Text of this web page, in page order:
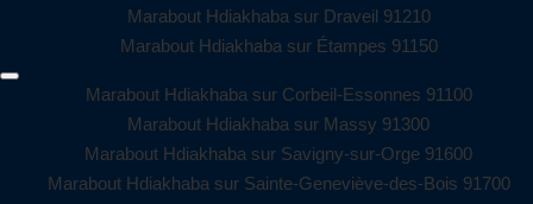
Marabout Hdiakhaba sur Draveil 91210
Marabout Hdiakhaba sur Étampes 91150
Marabout Hdiakhaba sur Corbeil-Essonnes 91100
Marabout Hdiakhaba sur Massy 91300
Marabout Hdiakhaba sur Savigny-sur-Orge 91600
Marabout Hdiakhaba sur Sainte-Geneviève-des-Bois 91700